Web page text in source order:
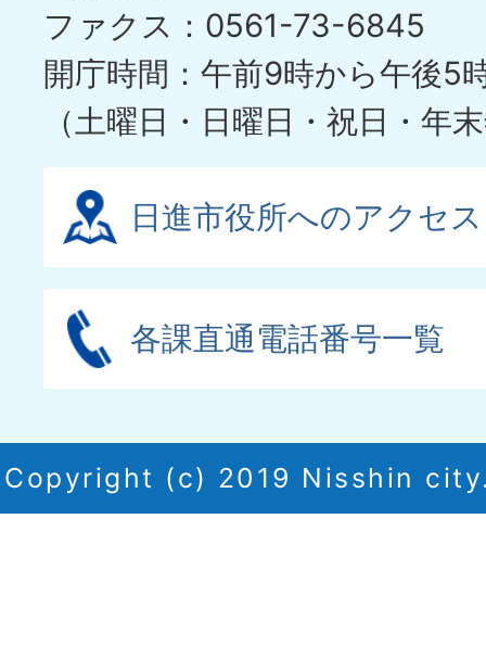
ファクス：0561-73-6845
開庁時間：午前9時から午後5
（土曜日・日曜日・祝日・年
日進市役所へのアクセス
各課直通電話番号一覧
Copyright (c) 2019 Nisshin